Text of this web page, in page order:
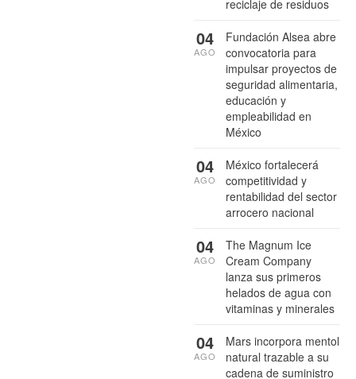
reciclaje de residuos
Fundación Alsea abre
convocatoria para
impulsar proyectos de
seguridad alimentaria,
educación y
empleabilidad en
México
04
AGO
México fortalecerá
competitividad y
rentabilidad del sector
arrocero nacional
04
AGO
The Magnum Ice
Cream Company
lanza sus primeros
helados de agua con
vitaminas y minerales
04
AGO
Mars incorpora mentol
natural trazable a su
cadena de suministro
04
AGO